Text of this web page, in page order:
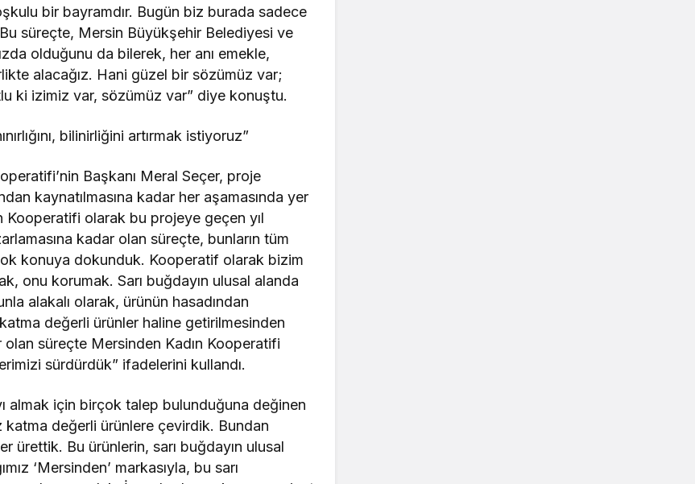
bir bayramdır. Bugün biz burada sadece
Bu süreçte, Mersin Büyükşehir Belediyesi ve
olduğunu da bilerek, her anı emekle,
alacağız. Hani güzel bir sözümüz var;
ki izimiz var, sözümüz var” diye konuştu.
bilinirliğini artırmak istiyoruz”
Başkanı Meral Seçer, proje
kaynatılmasına kadar her aşamasında yer
Kooperatifi olarak bu projeye geçen yıl
kadar olan süreçte, bunların tüm
konuya dokunduk. Kooperatif olarak bizim
onu korumak. Sarı buğdayın ulusal alanda
alakalı olarak, ürünün hasadından
değerli ürünler haline getirilmesinden
süreçte Mersinden Kadın Kooperatifi
sürdürdük” ifadelerini kullandı.
almak için birçok talep bulunduğuna değinen
katma değerli ürünlere çevirdik. Bundan
ürettik. Bu ürünlerin, sarı buğdayın ulusal
‘Mersinden’ markasıyla, bu sarı